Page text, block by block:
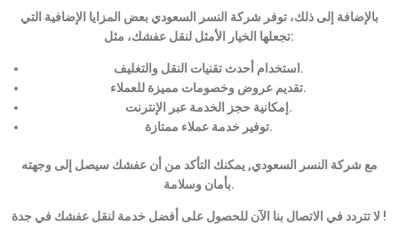
بالإضافة إلى ذلك، توفر شركة النسر السعودي بعض المزايا الإضافية التي
تجعلها الخيار الأمثل لنقل عفشك، مثل:
استخدام أحدث تقنيات النقل والتغليف.
تقديم عروض وخصومات مميزة للعملاء.
إمكانية حجز الخدمة عبر الإنترنت.
توفير خدمة عملاء ممتازة.
مع شركة النسر السعودي, يمكنك التأكد من أن عفشك سيصل إلى وجهته
بأمان وسلامة.
لا تتردد في الاتصال بنا الآن للحصول على أفضل خدمة لنقل عفشك في جدة !